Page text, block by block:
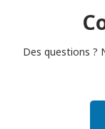
Des questions ?